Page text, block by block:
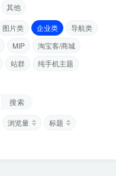
其他
图片类 企业类
导航类
MIP
淘宝客/商城
站群
纯手机主题
搜索
浏览量
标题